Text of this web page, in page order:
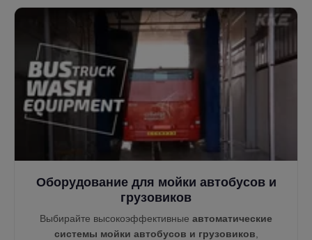
Оборудование для мойки автобусов и
грузовиков
Выбирайте высокоэффективные автоматические
системы мойки автобусов и грузовиков